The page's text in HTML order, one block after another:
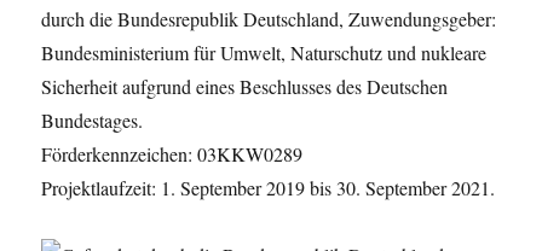
durch die Bundesrepublik Deutschland, Zuwendungsgeber:
Bundesministerium für Umwelt, Naturschutz und nukleare
Sicherheit aufgrund eines Beschlusses des Deutschen
Bundestages.
Förderkennzeichen: 03KKW0289
Projektlaufzeit: 1. September 2019 bis 30. September 2021.